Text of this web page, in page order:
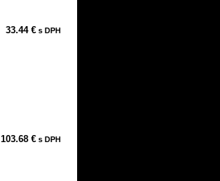
33.44 € s DPH
103.68 € s DPH